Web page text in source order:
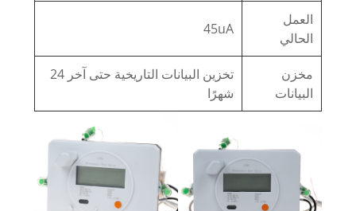
العمل
الحالي
45uA
مخزن
البيانات
تخزين البيانات التاريخية حتى آخر 24
شهرًا